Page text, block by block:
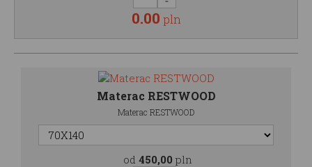
0.00 pln
Materac RESTWOOD
Materac RESTWOOD
od 450,00 pln